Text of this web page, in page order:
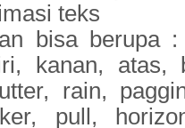
teks
bisa berupa
kanan, atas,
rain,
pull,